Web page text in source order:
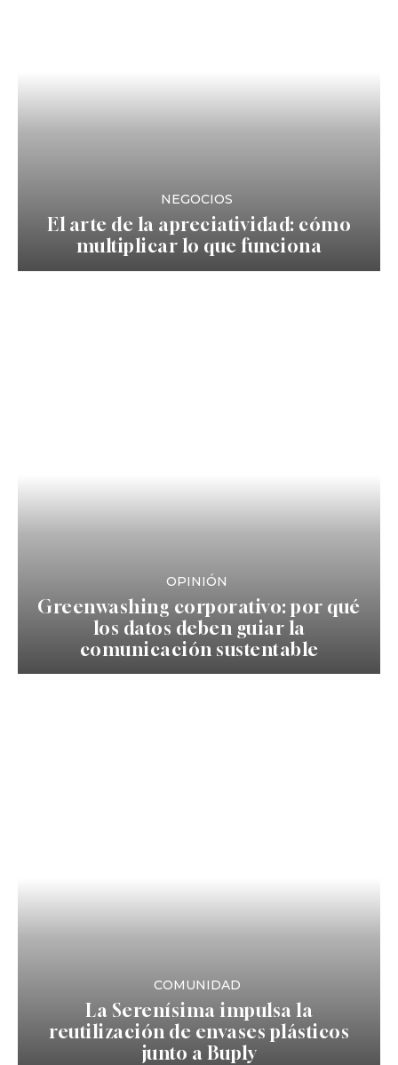
NEGOCIOS
El arte de la apreciatividad: cómo
multiplicar lo que funciona
OPINIÓN
Greenwashing corporativo: por qué
los datos deben guiar la
comunicación sustentable
COMUNIDAD
La Serenísima impulsa la
reutilización de envases plásticos
junto a Buply